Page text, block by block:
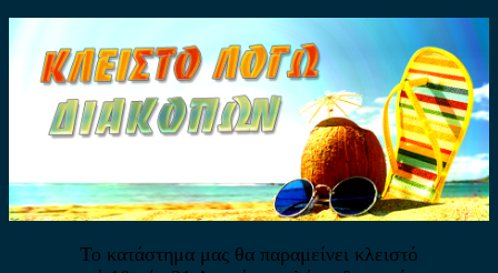
Το κατάστημα μας θα παραμείνει κλειστό